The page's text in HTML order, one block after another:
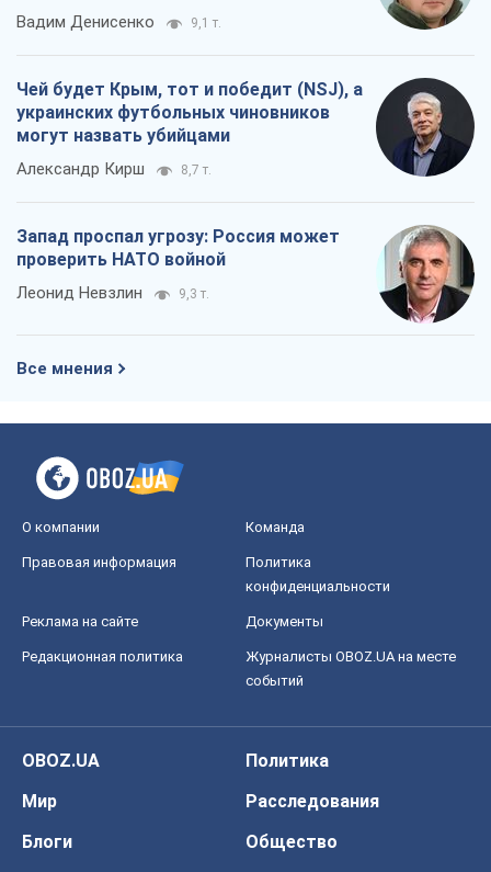
Вадим Денисенко 9,1 т.
Чей будет Крым, тот и победит (NSJ), а
украинских футбольных чиновников
могут назвать убийцами
Александр Кирш 8,7 т.
Запад проспал угрозу: Россия может
проверить НАТО войной
Леонид Невзлин 9,3 т.
Все мнения
О компании Команда
Правовая информация
Политика
конфиденциальности
Реклама на сайте Документы
Редакционная политика
Журналисты OBOZ.UA на месте
событий
OBOZ.UA
Политика
Мир
Расследования
Блоги
Общество